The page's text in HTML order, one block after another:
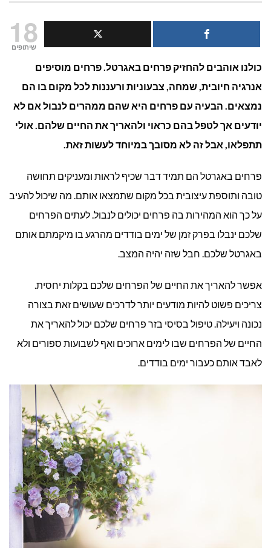
נאריך
הפרחים
18
שיתופים
כולנו אוהבים להחזיק פרחים באגרטל. פרחים מוסיפים
אנרגיה חיובית, שמחה, צבעוניות ורעננות לכל מקום בו הם
נמצאים. הבעיה עם פרחים היא שהם ממהרים לנבול אם לא
יודעים אך לטפל בהם כראוי ולהאריך את החיים שלהם. אולי
תתפלאו, אבל זה לא מסובך במיוחד לעשות זאת.
פרחים באגרטל הם תמיד דבר שכיף לראות ומעניקים תחושה
טובה ותוספת עיצובית בכל מקום שתמצאו אותם. מה שיכול להעיב
על כך הוא המהירות בה פרחים יכולים לנבול. לעתים הפרחים
שלכם ינבלו בפרק זמן של ימים בודדים מהרגע בו מיקמתם אותם
באגרטל שלכם. חבל שזה יהיה המצב.
אפשר להאריך את החיים של הפרחים שלכם בקלות יחסית.
צריכים פשוט להיות מודעים יותר לדרכים שעושים זאת בצורה
נכונה ויעילה. טיפול בסיסי בזר פרחים שלכם יכול להאריך את
החיים של הפרחים שבו לימים ארוכים ואף לשבועות ספורים ולא
לאבד אותם כעבור ימים בודדים.